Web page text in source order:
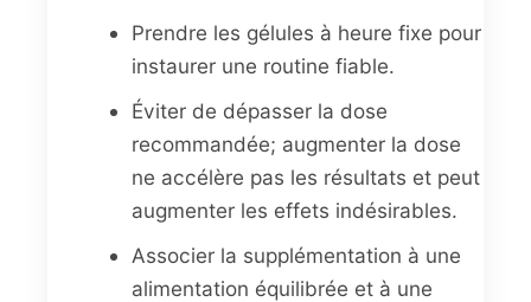
Prendre les gélules à heure fixe pour
instaurer une routine fiable.
Éviter de dépasser la dose
recommandée; augmenter la dose
ne accélère pas les résultats et peut
augmenter les effets indésirables.
Associer la supplémentation à une
alimentation équilibrée et à une